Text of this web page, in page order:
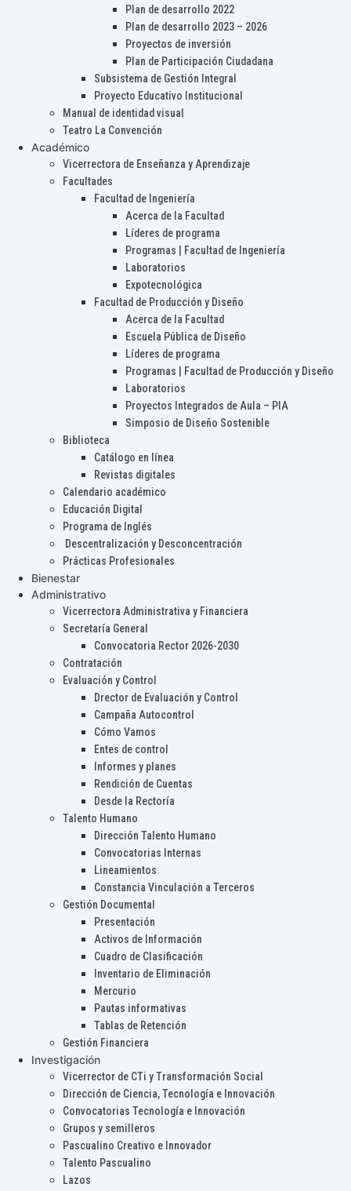
Plan de desarrollo 2022
Plan de desarrollo 2023 – 2026
Proyectos de inversión
Plan de Participación Ciudadana
Subsistema de Gestión Integral
Proyecto Educativo Institucional
Manual de identidad visual
Teatro La Convención
Académico
Vicerrectora de Enseñanza y Aprendizaje
Facultades
Facultad de Ingeniería
Acerca de la Facultad
Líderes de programa
Programas | Facultad de Ingeniería
Laboratorios
Expotecnológica
Facultad de Producción y Diseño
Acerca de la Facultad
Escuela Pública de Diseño
Líderes de programa
Programas | Facultad de Producción y Diseño
Laboratorios
Proyectos Integrados de Aula – PIA
Simposio de Diseño Sostenible
Biblioteca
Catálogo en línea
Revistas digitales
Calendario académico
Educación Digital
Programa de Inglés
Descentralización y Desconcentración
Prácticas Profesionales
Bienestar
Administrativo
Vicerrectora Administrativa y Financiera
Secretaría General
Convocatoria Rector 2026-2030
Contratación
Evaluación y Control
Drector de Evaluación y Control
Campaña Autocontrol
Cómo Vamos
Entes de control
Informes y planes
Rendición de Cuentas
Desde la Rectoría
Talento Humano
Dirección Talento Humano
Convocatorias Internas
Lineamientos
Constancia Vinculación a Terceros
Gestión Documental
Presentación
Activos de Información
Cuadro de Clasificación
Inventario de Eliminación
Mercurio
Pautas informativas
Tablas de Retención
Gestión Financiera
Investigación
Vicerrector de CTi y Transformación Social
Dirección de Ciencia, Tecnología e Innovación
Convocatorias Tecnología e Innovación
Grupos y semilleros
Pascualino Creativo e Innovador
Talento Pascualino
Lazos